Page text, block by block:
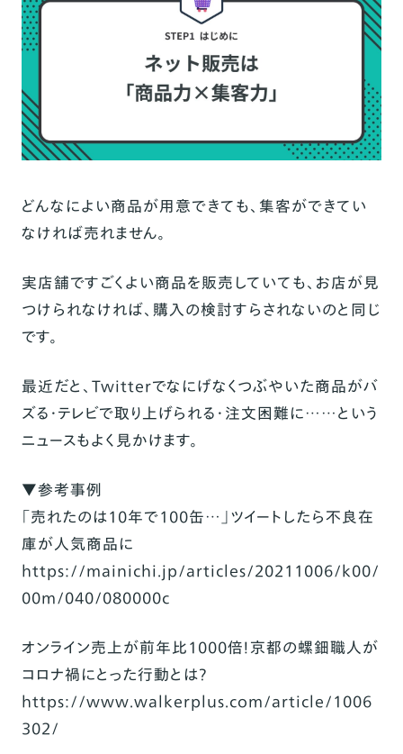
どんなによい商品が用意できても、集客ができてい
なければ売れません。
実店舗ですごくよい商品を販売していても、お店が見
つけられなければ、購入の検討すらされないのと同じ
です。
最近だと、Twitterでなにげなくつぶやいた商品がバ
ズる・テレビで取り上げられる・注文困難に……という
ニュースもよく見かけます。
▼参考事例
「売れたのは10年で100缶…」ツイートしたら不良在
庫が人気商品に
https://mainichi.jp/articles/20211006/k00/
00m/040/080000c
オンライン売上が前年比1000倍！京都の螺鈿職人が
コロナ禍にとった行動とは？
https://www.walkerplus.com/article/1006
302/